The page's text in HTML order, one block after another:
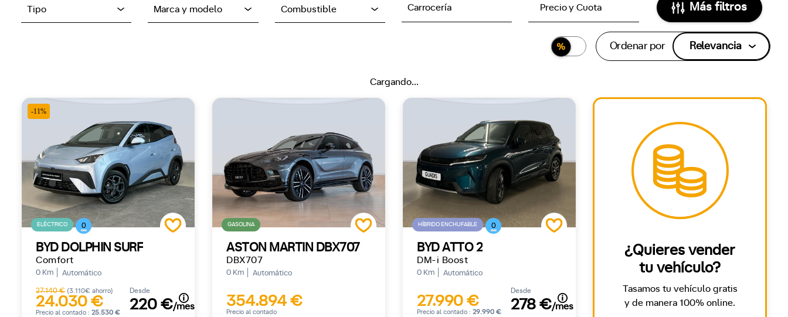
Tipo Marca y modelo Combustible Carrocería Precio y Cuota Más filtros
Ordenar por Relevancia
Cargando...
-11%
ELÉCTRICO 0
BYD DOLPHIN SURF
Comfort
0 Km Automático
27.140 € (3.110€ ahorro)
24.030 €
Precio al contado : 25.530 €
Desde
220 €/mes
GASOLINA
ASTON MARTIN DBX707
DBX707
0 Km Automático
354.894 €
Precio al contado
HÍBRIDO ENCHUFABLE 0
BYD ATTO 2
DM-i Boost
0 Km Automático
27.990 €
Precio al contado : 29.990 €
Desde
278 €/mes
¿Quieres vender
tu vehículo?
Tasamos tu vehículo gratis
y de manera 100% online.